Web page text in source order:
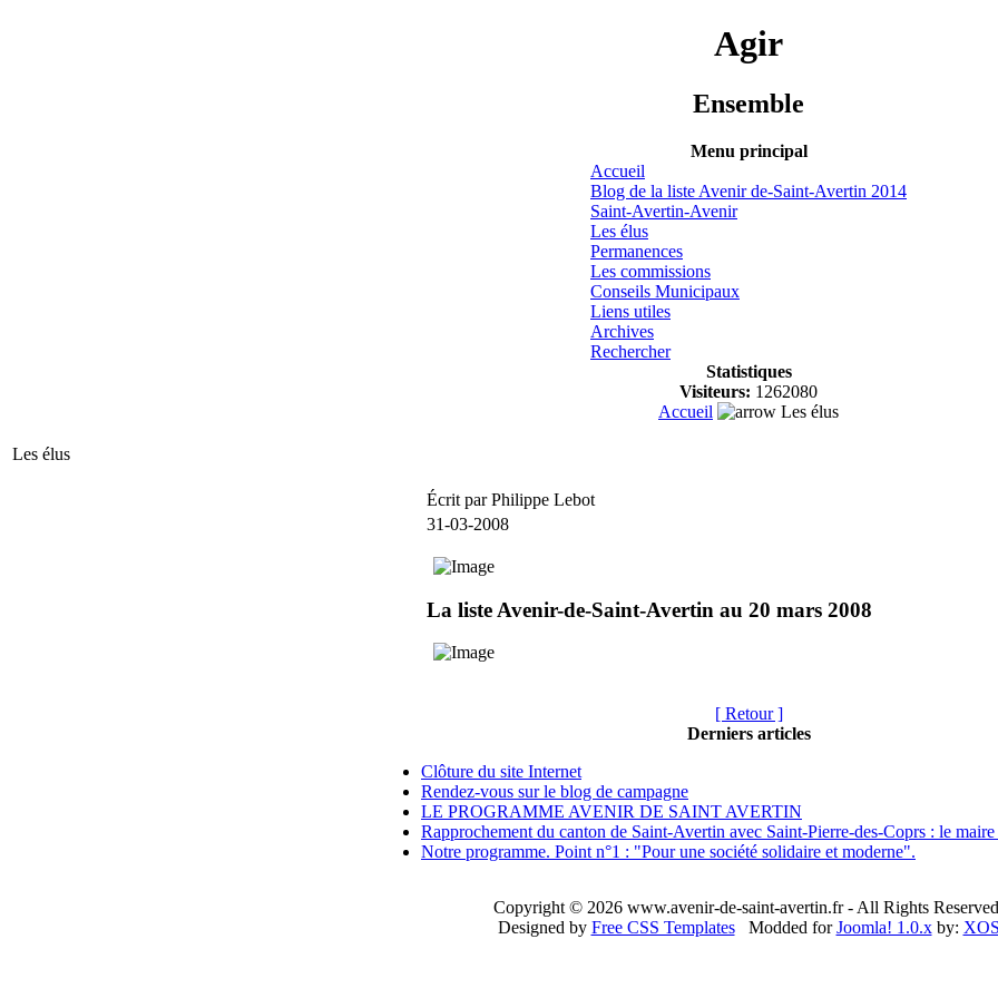
Agir
Ensemble
Menu principal
Accueil
Blog de la liste Avenir de-Saint-Avertin 2014
Saint-Avertin-Avenir
Les élus
Permanences
Les commissions
Conseils Municipaux
Liens utiles
Archives
Rechercher
Statistiques
Visiteurs: 1262080
Accueil
Les élus
Les élus
Écrit par Philippe Lebot
31-03-2008
La liste Avenir-de-Saint-Avertin au 20 mars 2008
[ Retour ]
Derniers articles
Clôture du site Internet
Rendez-vous sur le blog de campagne
LE PROGRAMME AVENIR DE SAINT AVERTIN
Rapprochement du canton de Saint-Avertin avec Saint-Pierre-des-Coprs : le
Notre programme. Point n°1 : "Pour une société solidaire et moderne".
Copyright © 2026 www.avenir-de-saint-avertin.fr - All Rights
Designed by Free CSS TemplatesModded forJoomla! 1.0.xby: XOS